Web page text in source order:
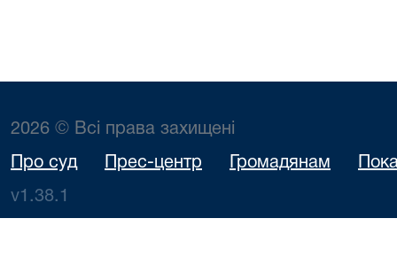
2026 © Всі права захищені
Про суд Прес-центр Громадянам
v1.38.1